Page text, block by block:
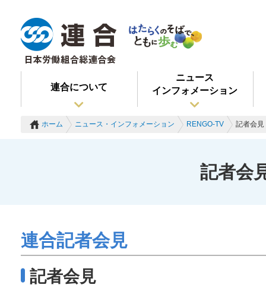
連合について
ニュース
インフォメーション
ホーム ニュース・インフォメーション RENGO-TV 記者会
記者会
連合記者会見
記者会見